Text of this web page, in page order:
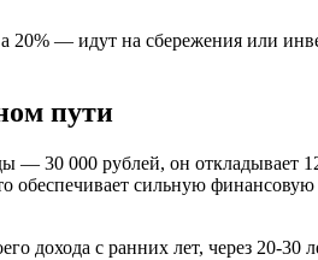
20% — идут на сбережения или
пути
— 30 000 рублей, он откладывает
обеспечивает сильную
дохода с ранних лет, через 20-